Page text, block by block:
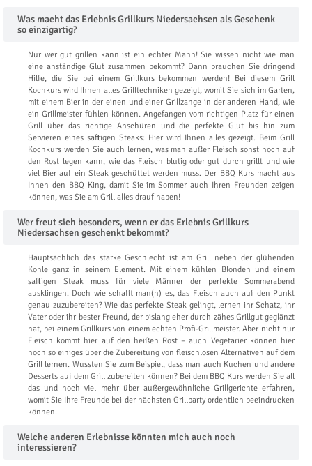
Was macht das Erlebnis Grillkurs Niedersachsen als Geschenk
so einzigartig?
Nur wer gut grillen kann ist ein echter Mann! Sie wissen nicht wie man
eine anständige Glut zusammen bekommt? Dann brauchen Sie dringend
Hilfe, die Sie bei einem Grillkurs bekommen werden! Bei diesem Grill
Kochkurs wird Ihnen alles Grilltechniken gezeigt, womit Sie sich im Garten,
mit einem Bier in der einen und einer Grillzange in der anderen Hand, wie
ein Grillmeister fühlen können. Angefangen vom richtigen Platz für einen
Grill über das richtige Anschüren und die perfekte Glut bis hin zum
Servieren eines saftigen Steaks: Hier wird Ihnen alles gezeigt. Beim Grill
Kochkurs werden Sie auch lernen, was man außer Fleisch sonst noch auf
den Rost legen kann, wie das Fleisch blutig oder gut durch grillt und wie
viel Bier auf ein Steak geschüttet werden muss. Der BBQ Kurs macht aus
Ihnen den BBQ King, damit Sie im Sommer auch Ihren Freunden zeigen
können, was Sie am Grill alles drauf haben!
Wer freut sich besonders, wenn er das Erlebnis Grillkurs
Niedersachsen geschenkt bekommt?
Hauptsächlich das starke Geschlecht ist am Grill neben der glühenden
Kohle ganz in seinem Element. Mit einem kühlen Blonden und einem
saftigen Steak muss für viele Männer der perfekte Sommerabend
ausklingen. Doch wie schafft man(n) es, das Fleisch auch auf den Punkt
genau zuzubereiten? Wie das perfekte Steak gelingt, lernen ihr Schatz, ihr
Vater oder ihr bester Freund, der bislang eher durch zähes Grillgut geglänzt
hat, bei einem Grillkurs von einem echten Profi-Grillmeister. Aber nicht nur
Fleisch kommt hier auf den heißen Rost – auch Vegetarier können hier
noch so einiges über die Zubereitung von fleischlosen Alternativen auf dem
Grill lernen. Wussten Sie zum Beispiel, dass man auch Kuchen und andere
Desserts auf dem Grill zubereiten können? Bei dem BBQ Kurs werden Sie all
das und noch viel mehr über außergewöhnliche Grillgerichte erfahren,
womit Sie Ihre Freunde bei der nächsten Grillparty ordentlich beeindrucken
können.
Welche anderen Erlebnisse könnten mich auch noch
interessieren?